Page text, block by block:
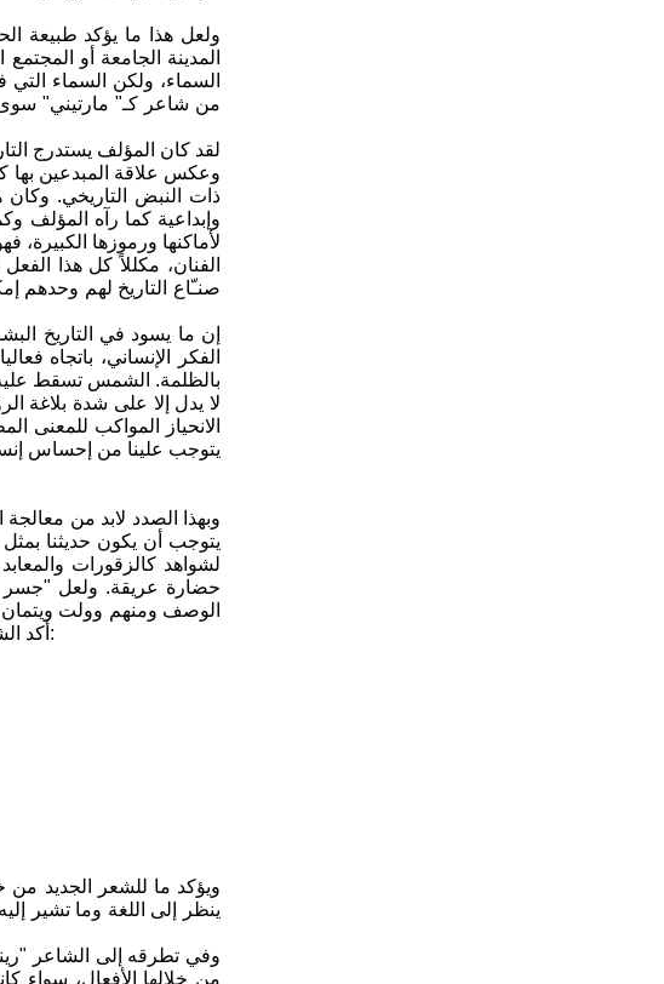
ولعل هذا ما يؤكد طبيعة
المدينة الجامعة أو
السماء، ولكن السماء
من شاعر كـ" مارتيني" سوى
لقد كان المؤلف يستدرج
وعكس علاقة المبدعين بها
ذات النبض التاريخي.
لأماكنها ورموزها
الفنان، مكللاً كل هذا
صنـّاع التاريخ لهم وحدهم
إن ما يسود في التاريخ
الفكر الإنساني، باتجاه
بالظلمة. الشمس تسقط
لا يدل إلا على شدة بلاغة
الانحياز المواكب للمعنى
يتوجب علينا من إحساس
وبهذا الصدد لابد من
يتوجب أن يكون حديثنا
لشواهد كالزقورات
حضارة عريقة. ولعل "جسر
الوصف ومنهم وولت ويتمان
أكد الشاعر" ويتمان" في قصيدته "على جسر بروكلين" على أصالة طقس مشاهدة هذا المعلـَم وانعكاسات المدينة على العابر للمدن:
ويؤكد ما للشعر الجديد من
ينظر إلى اللغة وما تشير
وفي تطرقه إلى الشاعر
من خلالها الأفعال، سواء